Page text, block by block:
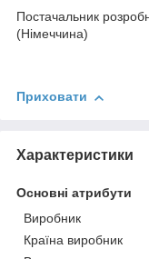
Постачальник
(Німеччина)
Приховати
Характеристики
Основні атрибути
Виробник
Країна виробник